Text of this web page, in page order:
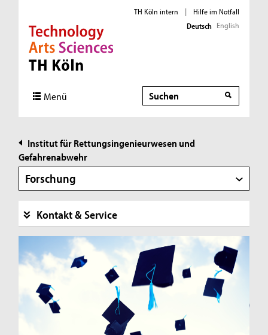
Direkt zur Hauptnavigation
Direkt zur Subnavigation
Direkt zum Inhalt
Direkt zum Fußbereich
TH Köln intern |
Hilfe im Notfall
Deutsch English
Menü Suche
Suche
Institut für Rettungsingenieurwesen und
Gefahrenabwehr
Forschung
Kontakt & Service